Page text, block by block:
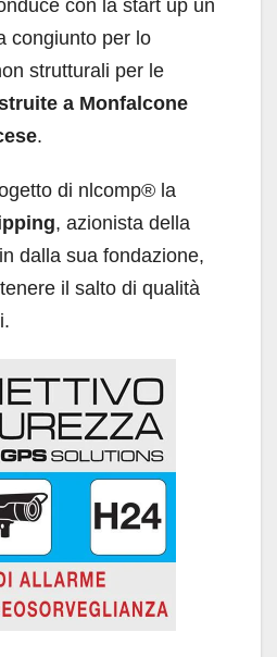
con la start up un
congiunto per lo
strutturali per le
a Monfalcone
.
di nlcomp® la
, azionista della
dalla sua fondazione,
il salto di qualità